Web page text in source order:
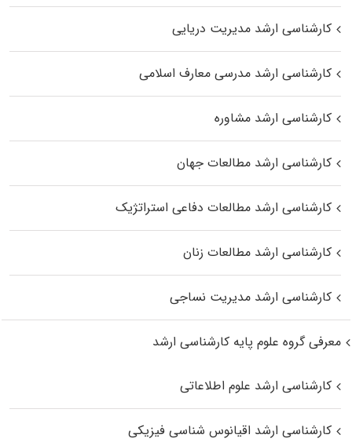
کارشناسی ارشد مدیریت دریایی
کارشناسی ارشد مدرسی معارف اسلامی
کارشناسی ارشد مشاوره
کارشناسی ارشد مطالعات جهان
کارشناسی ارشد مطالعات دفاعی استراتژیک
کارشناسی ارشد مطالعات زنان
کارشناسی ارشد مدیریت نساجی
معرفی گروه علوم پایه کارشناسی ارشد
کارشناسی ارشد علوم اطلاعاتی
کارشناسی ارشد اقیانوس‌ شناسی فیزیکی